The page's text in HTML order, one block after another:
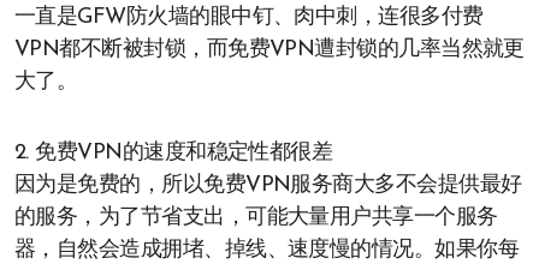
一直是GFW防火墙的眼中钉、肉中刺，连很多付费
VPN都不断被封锁，而免费VPN遭封锁的几率当然就更
大了。
2. 免费VPN的速度和稳定性都很差
因为是免费的，所以免费VPN服务商大多不会提供最好
的服务，为了节省支出，可能大量用户共享一个服务
器，自然会造成拥堵、掉线、速度慢的情况。如果你每